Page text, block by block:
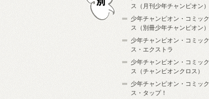
ス（月刊少年チャンピオン）
少年チャンピオン・コミック
ス（別冊少年チャンピオン）
少年チャンピオン・コミック
ス・エクストラ
少年チャンピオン・コミック
ス（チャンピオンクロス）
少年チャンピオン・コミック
ス・タップ！